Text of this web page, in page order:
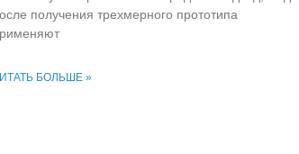
получения трехмерного прототипа
БОЛЬШЕ »